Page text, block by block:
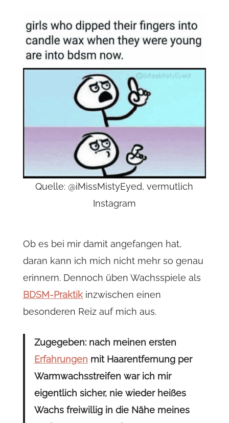
Quelle: @iMissMistyEyed, vermutlich
Instagram
Ob es bei mir damit angefangen hat,
daran kann ich mich nicht mehr so genau
erinnern. Dennoch üben Wachsspiele als
BDSM-Praktikinzwischen einen
besonderen Reiz auf mich aus.
Zugegeben: nach meinen ersten
Erfahrungen mit Haarentfernung per
Warmwachsstreifen war ich mir
eigentlich sicher, nie wieder heißes
Wachs freiwillig in die Nähe meines